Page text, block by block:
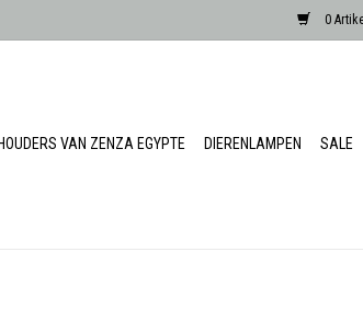
0
VAN ZENZA EGYPTE DIERENLAMPEN SALE